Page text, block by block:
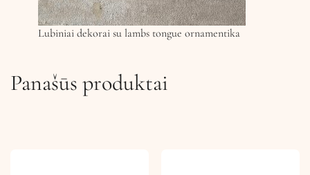
Lubiniai dekorai su lambs tongue ornamentika
Panašūs produktai